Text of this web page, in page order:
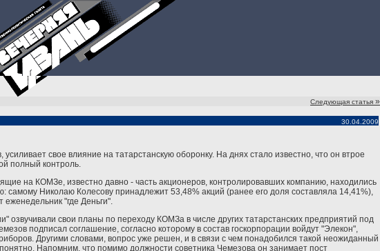
Следующая статья »
30.04.2009
свое влияние на татарстанскую оборонку. На днях стало известно, что он втрое
полный контроль.
на КОМЗе, известно давно - часть акционеров, контролировавших компанию, находились
Николаю Колесову принадлежит 53,48% акций (ранее его доля составляла 14,41%),
"где Деньги".
озвучивали свои планы по переходу КОМЗа в числе других татарстанских предприятий под
подписал соглашение, согласно которому в состав госкорпорации войдут "Элекон",
Другими словами, вопрос уже решен, и в связи с чем понадобился такой неожиданный
Напомним, что помимо должности советника Чемезова он занимает пост